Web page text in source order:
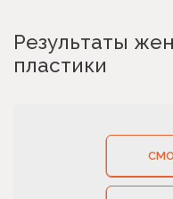
Результаты
пластики